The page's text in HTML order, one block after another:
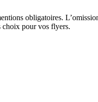
obligatoires.
choix pour vos flyers.